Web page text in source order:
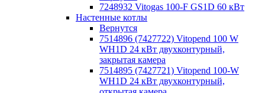
7248932 Vitogas 100-F GS1D 60 кВт
Настенные котлы
Вернутся
7514896 (7427722) Vitopend 100 W
WH1D 24 кВт двухконтурный,
закрытая камера
7514895 (7427721) Vitopend 100-W
WH1D 24 кВт двухконтурный,